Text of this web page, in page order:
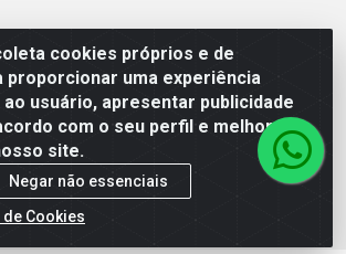
cookies próprios e de
uma experiência
usuário, apresentar publicidade
com o seu perfil e melhorar a
site.
Negar não essenciais
Cookies
- Rua Dr. Gerino Souza Filho, 1525 -
de Freitas / BA - CEP 42700-000 - CNPJ
05.156.713/0001-62